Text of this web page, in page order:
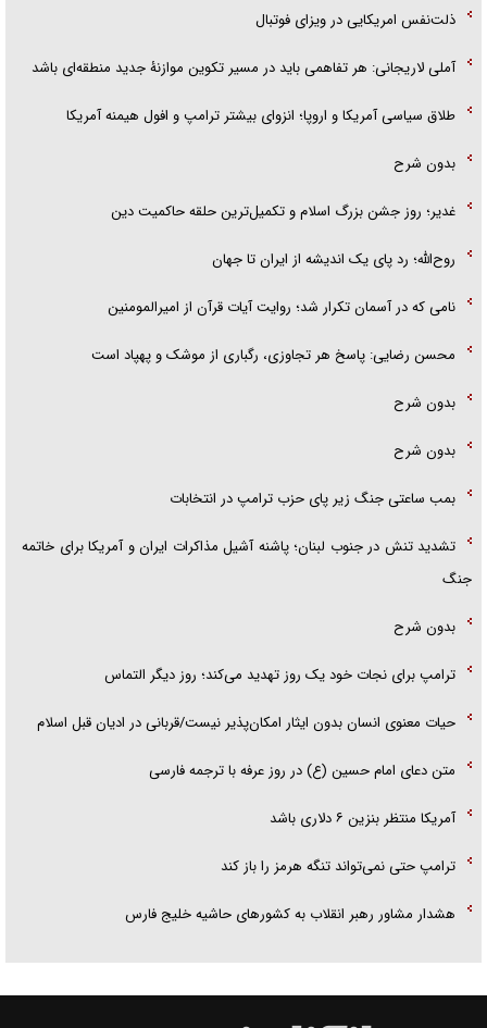
ذلت‌نفس امریکایی در ویزای فوتبال
آملی لاریجانی: هر تفاهمی باید در مسیر تکوین موازنۀ جدید منطقه‌ای باشد
طلاق سیاسی آمریکا و اروپا؛ انزوای بیشتر ترامپ و افول هیمنه آمریکا
بدون شرح
غدیر؛ روز جشن بزرگ اسلام و تکمیل‌ترین حلقه حاکمیت دین
روح‌الله؛ رد پای یک اندیشه از ایران تا جهان
نامی که در آسمان تکرار شد؛ روایت آیات قرآن از امیرالمومنین
محسن رضایی: پاسخ هر تجاوزی، رگباری از موشک و پهپاد است
بدون شرح
بدون شرح
بمب ساعتی جنگ زیر پای حزب ترام‍پ در انتخابات
تشدید تنش در جنوب لبنان؛ پاشنه آشیل مذاکرات ایران و آمریکا برای خاتمه
جنگ
بدون شرح
ترامپ برای نجات خود یک روز تهدید می‌کند؛ روز دیگر التماس
حیات معنوی انسان بدون ایثار امکان‌پذیر نیست/قربانی در ادیان قبل اسلام
متن دعای امام حسین (ع) در روز عرفه با ترجمه فارسی
آمریکا منتظر بنزین ۶ دلاری باشد
ترامپ حتی نمی‌تواند تنگه هرمز را باز کند
هشدار مشاور رهبر انقلاب به کشور‌های حاشیه خلیج فارس